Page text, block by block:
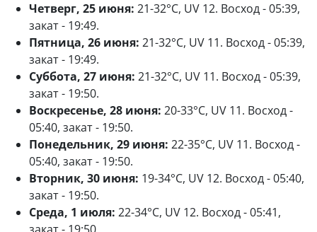
Четверг, 25 июня: 21-32°C, UV 12. Восход - 05:39,
закат - 19:49.
Пятница, 26 июня: 21-32°C, UV 11. Восход - 05:39,
закат - 19:49.
Суббота, 27 июня: 21-32°C, UV 11. Восход - 05:39,
закат - 19:50.
Воскресенье, 28 июня: 20-33°C, UV 11. Восход -
05:40, закат - 19:50.
Понедельник, 29 июня: 22-35°C, UV 11. Восход -
05:40, закат - 19:50.
Вторник, 30 июня: 19-34°C, UV 12. Восход - 05:40,
закат - 19:50.
Среда, 1 июля: 22-34°C, UV 12. Восход - 05:41,